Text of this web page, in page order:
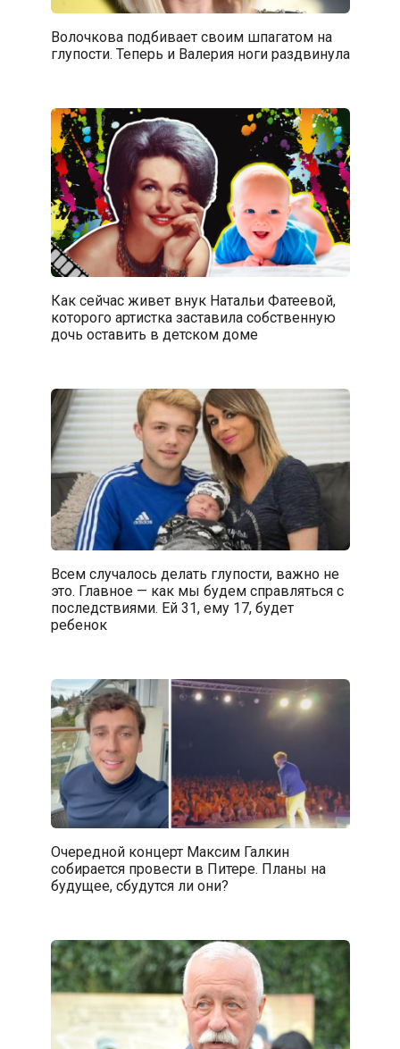
Волочкова подбивает своим шпагатом на
глупости. Теперь и Валерия ноги раздвинула
Как сейчас живет внук Натальи Фатеевой,
которого артистка заставила собственную
дочь оставить в детском доме
Всем случалось делать глупости, важно не
это. Главное — как мы будем справляться с
последствиями. Ей 31, ему 17, будет
ребенок
Очередной концерт Максим Галкин
собирается провести в Питере. Планы на
будущее, сбудутся ли они?